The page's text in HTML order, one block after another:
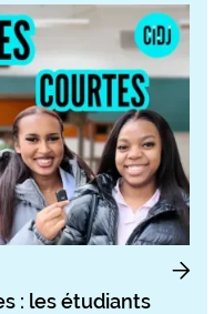
: les étudiants